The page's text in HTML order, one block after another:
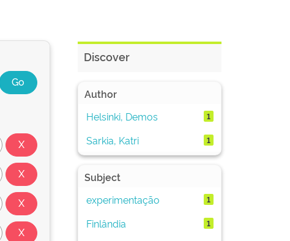
Discover
Author
Helsinki, Demos
1
Sarkia, Katri 1
Subject
experimentação
1
Finlândia 1